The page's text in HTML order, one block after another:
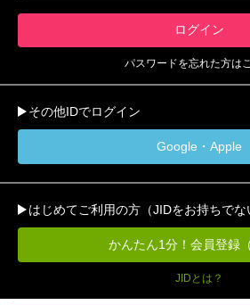
パスワードを忘れた方は
その他IDでログイン
Google・Apple
はじめてご利用の方（JIDをお持ちでな
かんたん1分！会員登録（
JIDとは？